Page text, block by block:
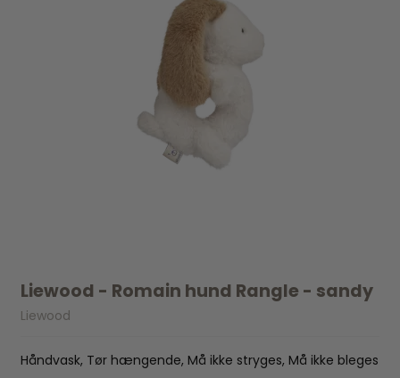
Liewood - Romain hund Rangle - sandy
Liewood
Håndvask, Tør hængende, Må ikke stryges, Må ikke bleges